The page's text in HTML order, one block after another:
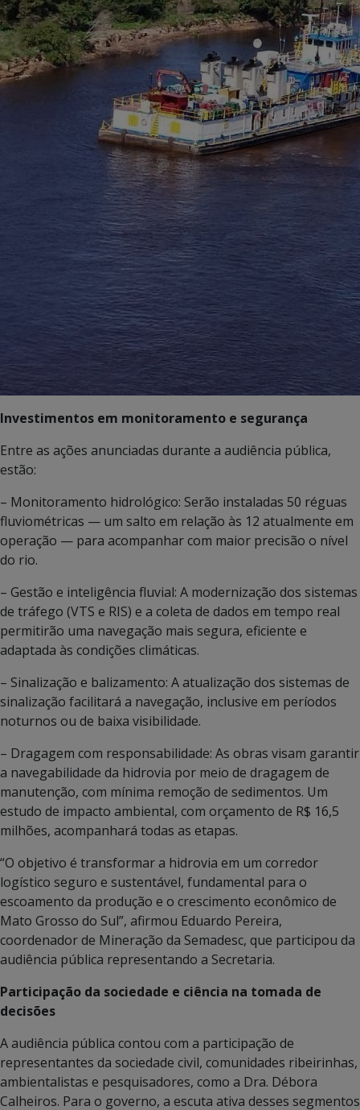
Investimentos em monitoramento e segurança
Entre as ações anunciadas durante a audiência pública,
estão:
– Monitoramento hidrológico: Serão instaladas 50 réguas
fluviométricas — um salto em relação às 12 atualmente em
operação — para acompanhar com maior precisão o nível
do rio.
– Gestão e inteligência fluvial: A modernização dos sistemas
de tráfego (VTS e RIS) e a coleta de dados em tempo real
permitirão uma navegação mais segura, eficiente e
adaptada às condições climáticas.
– Sinalização e balizamento: A atualização dos sistemas de
sinalização facilitará a navegação, inclusive em períodos
noturnos ou de baixa visibilidade.
– Dragagem com responsabilidade: As obras visam garantir
a navegabilidade da hidrovia por meio de dragagem de
manutenção, com mínima remoção de sedimentos. Um
estudo de impacto ambiental, com orçamento de R$ 16,5
milhões, acompanhará todas as etapas.
“O objetivo é transformar a hidrovia em um corredor
logístico seguro e sustentável, fundamental para o
escoamento da produção e o crescimento econômico de
Mato Grosso do Sul”, afirmou Eduardo Pereira,
coordenador de Mineração da Semadesc, que participou da
audiência pública representando a Secretaria.
Participação da sociedade e ciência na tomada de
decisões
A audiência pública contou com a participação de
representantes da sociedade civil, comunidades ribeirinhas,
ambientalistas e pesquisadores, como a Dra. Débora
Calheiros. Para o governo, a escuta ativa desses segmentos